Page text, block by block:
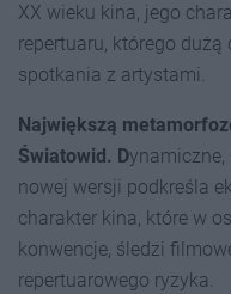
XX wieku kina, jego
repertuaru, którego
spotkania z artystami.
Największą
Światowid. D
nowej wersji podkreśla
charakter kina, które w
konwencje, śledzi
repertuarowego ryzyka.